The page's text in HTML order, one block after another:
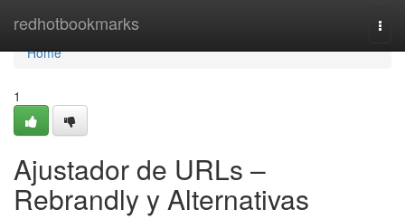
redhotbookmarks
Home
Home
1
Ajustador de URLs –
Rebrandly y Alternativas